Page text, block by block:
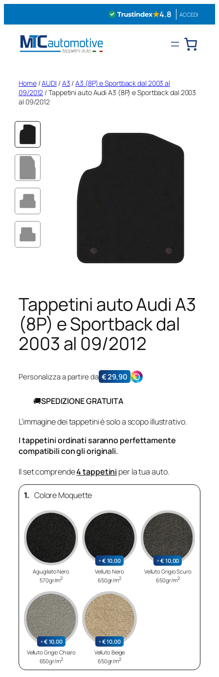
★4.8 ACCEDI
Home/AUDI /A3 /A3 (8P) e Sportback dal 2003 al
09/2012 / Tappetini auto Audi A3 (8P) e Sportback dal 2003
al 09/2012
Tappetini auto Audi A3
(8P) e Sportback dal
2003 al 09/2012
Personalizza a partire da €29,90
🚚SPEDIZIONE GRATUITA
L’immagine dei tappetini è solo a scopo illustrativo.
I tappetini ordinati saranno perfettamente
compatibili con gli originali.
Il set comprende4 tappetini per la tua auto.
1. Colore Moquette
Agugliato Nero
570gr/m2
+€ 10,00
Velluto Nero
650gr/m2
+€ 10,00
Velluto Grigio Scuro
650gr/m2
+€ 10,00
Velluto Grigio Chiaro
650gr/m2
+€10,00
Velluto Beige
650gr/m2